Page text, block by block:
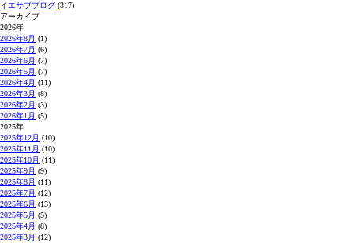
イエサブブログ (317)
アーカイブ
2026年
2026年8月 (1)
2026年7月 (6)
2026年6月 (7)
2026年5月 (7)
2026年4月 (11)
2026年3月 (8)
2026年2月 (3)
2026年1月 (5)
2025年
2025年12月 (10)
2025年11月 (10)
2025年10月 (11)
2025年9月 (9)
2025年8月 (11)
2025年7月 (12)
2025年6月 (13)
2025年5月 (5)
2025年4月 (8)
2025年3月 (12)